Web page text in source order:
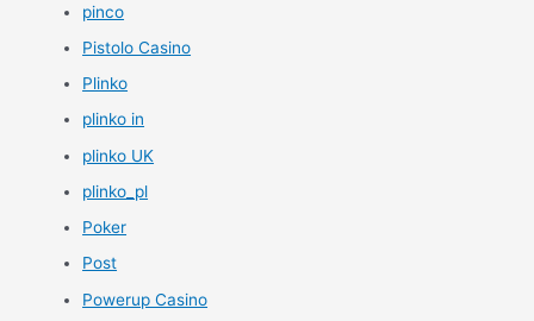
pinco
Pistolo Casino
Plinko
plinko in
plinko UK
plinko_pl
Poker
Post
Powerup Casino